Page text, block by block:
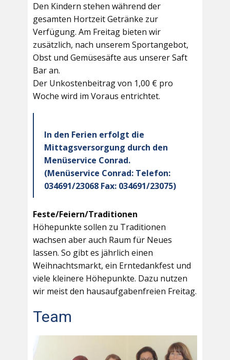
Den Kindern stehen während der
gesamten Hortzeit Getränke zur
Verfügung. Am Freitag bieten wir
zusätzlich, nach unserem Sportangebot,
Obst und Gemüsesäfte aus unserer Saft
Bar an.
Der Unkostenbeitrag von 1,00 € pro
Woche wird im Voraus entrichtet.
In den Ferien erfolgt die
Mittagsversorgung durch den
Menüservice Conrad.
(Menüservice Conrad: Telefon:
034691/23068 Fax: 034691/23075)
Feste/Feiern/Traditionen
Höhepunkte sollen zu Traditionen
wachsen aber auch Raum für Neues
lassen. So gibt es jährlich einen
Weihnachtsmarkt, ein Erntedankfest und
viele kleinere Höhepunkte. Dazu nutzen
wir meist den hausaufgabenfreien Freitag.
Team